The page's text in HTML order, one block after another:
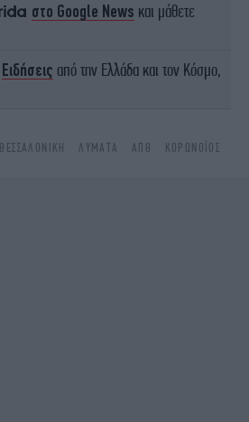
στο Google News και μάθετε
Ειδήσεις από την Ελλάδα και τον Κόσμο,
ΘΕΣΣΑΛΟΝΊΚΗ ΛΎΜΑΤΑ ΑΠΘ ΚΟΡΩΝΟΪΌΣ